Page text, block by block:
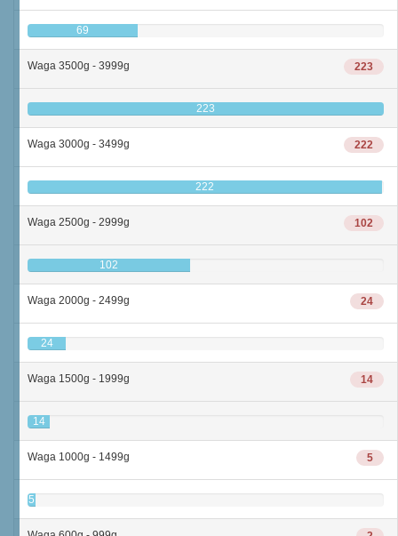
69
223
Waga 3500g - 3999g
223
222
Waga 3000g - 3499g
222
102
Waga 2500g - 2999g
102
24
Waga 2000g - 2499g
24
14
Waga 1500g - 1999g
14
5
Waga 1000g - 1499g
5